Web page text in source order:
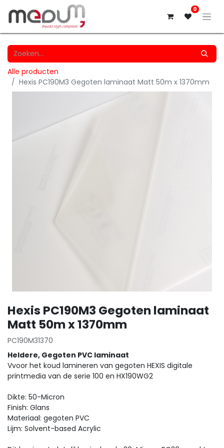
0
Alle producten
Hexis PC190M3 Gegoten laminaat Matt 50m x 1370mm
Hexis PC190M3 Gegoten laminaat
Matt 50m x 1370mm
PC190M31370
Heldere, Gegoten PVC laminaat
Vvoor het koud lamineren van gegoten HEXIS digitale
printmedia van de serie 100 en HX190WG2
Dikte: 50-Micron
Finish: Glans
Materiaal: gegoten PVC
Lijm: Solvent-based Acrylic